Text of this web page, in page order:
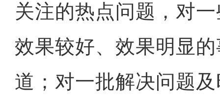
关注的热点问题，对
效果较好、效果明显
道；对一批解决问题